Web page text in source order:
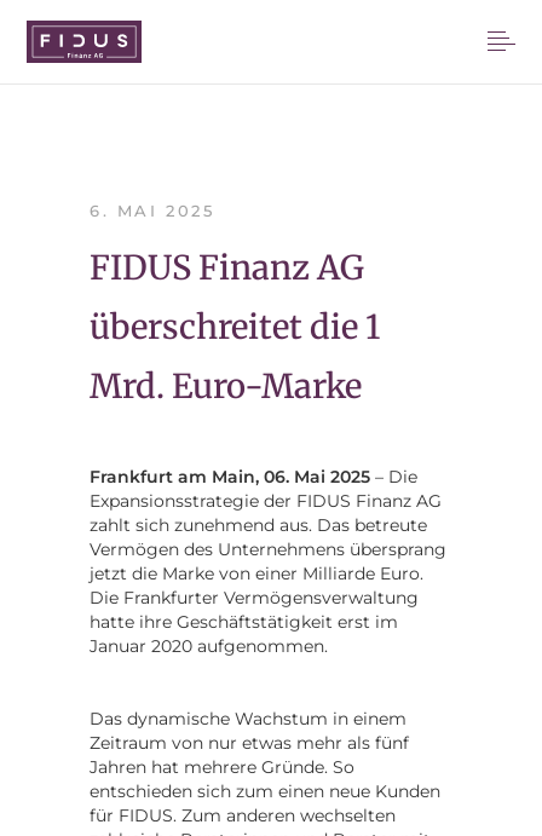
6. MAI 2025
FIDUS Finanz AG
überschreitet die 1
Mrd. Euro-Marke
Frankfurt am Main, 06. Mai 2025 – Die
Expansionsstrategie der FIDUS Finanz AG
zahlt sich zunehmend aus. Das betreute
Vermögen des Unternehmens übersprang
jetzt die Marke von einer Milliarde Euro.
Die Frankfurter Vermögensverwaltung
hatte ihre Geschäftstätigkeit erst im
Januar 2020 aufgenommen.
Das dynamische Wachstum in einem
Zeitraum von nur etwas mehr als fünf
Jahren hat mehrere Gründe. So
entschieden sich zum einen neue Kunden
für FIDUS. Zum anderen wechselten